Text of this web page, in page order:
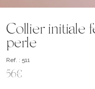
Collier initiale
perle
Ref. : 511
56€